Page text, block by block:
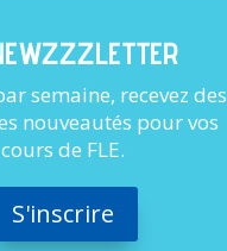
semaine, recevez des
nouveautés pour vos
cours de FLE.
S'inscrire